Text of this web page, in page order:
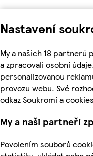
Nastavení
My a našich 18 partnerů
a zpracovali osobní
personalizovanou
provozu webu. Své
odkaz Soukromí a
My a naši partneři
Povolením souborů